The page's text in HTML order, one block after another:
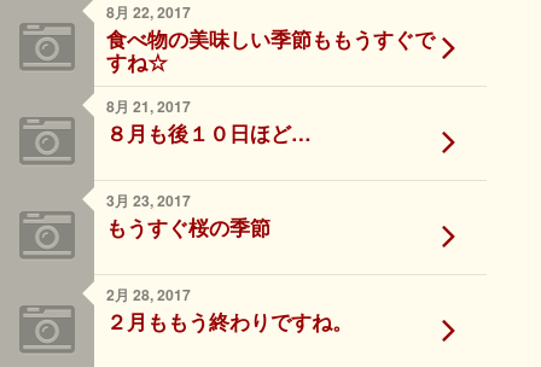
8月 22, 2017
食べ物の美味しい季節ももうすぐで
すね☆
8月 21, 2017
８月も後１０日ほど…
3月 23, 2017
もうすぐ桜の季節
2月 28, 2017
２月ももう終わりですね。